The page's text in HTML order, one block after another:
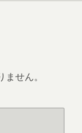
せん。